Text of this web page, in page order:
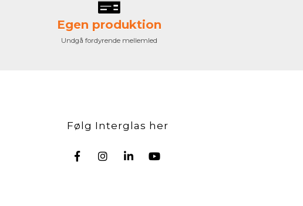
Egen produktion
Undgå fordyrende mellemled
Følg Interglas her